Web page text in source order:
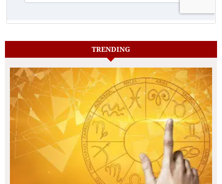
TRENDING